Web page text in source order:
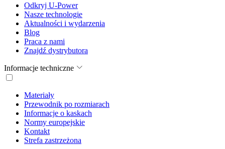
Odkryj U-Power
Nasze technologie
Aktualności i wydarzenia
Blog
Praca z nami
Znajdź dystrybutora
Informacje techniczne
Materiały
Przewodnik po rozmiarach
Informacje o kaskach
Normy europejskie
Kontakt
Strefa zastrzeżona